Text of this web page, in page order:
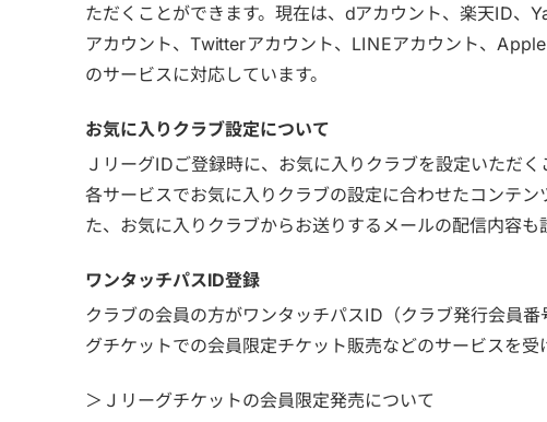
ただくことができます。現在は、dアカウント、楽天ID
アカウント、Twitterアカウント、LINEアカウント、
のサービスに対応しています。
お気に入りクラブ設定について
ＪリーグIDご登録時に、お気に入りクラブを設定いただく
各サービスでお気に入りクラブの設定に合わせたコンテン
た、お気に入りクラブからお送りするメールの配信内容も
ワンタッチパスID登録
クラブの会員の方がワンタッチパスID（クラブ発行会員
グチケットでの会員限定チケット販売などのサービスを受
＞Ｊリーグチケットの会員限定発売について